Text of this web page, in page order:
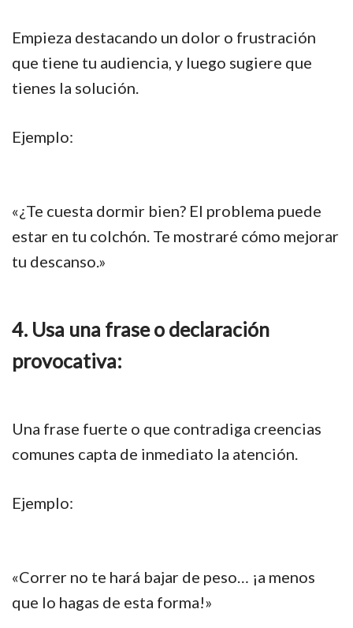
Empieza destacando un dolor o frustración
que tiene tu audiencia, y luego sugiere que
tienes la solución.
Ejemplo:
«¿Te cuesta dormir bien? El problema puede
estar en tu colchón. Te mostraré cómo mejorar
tu descanso.»
4. Usa una frase o declaración
provocativa:
Una frase fuerte o que contradiga creencias
comunes capta de inmediato la atención.
Ejemplo:
«Correr no te hará bajar de peso… ¡a menos
que lo hagas de esta forma!»